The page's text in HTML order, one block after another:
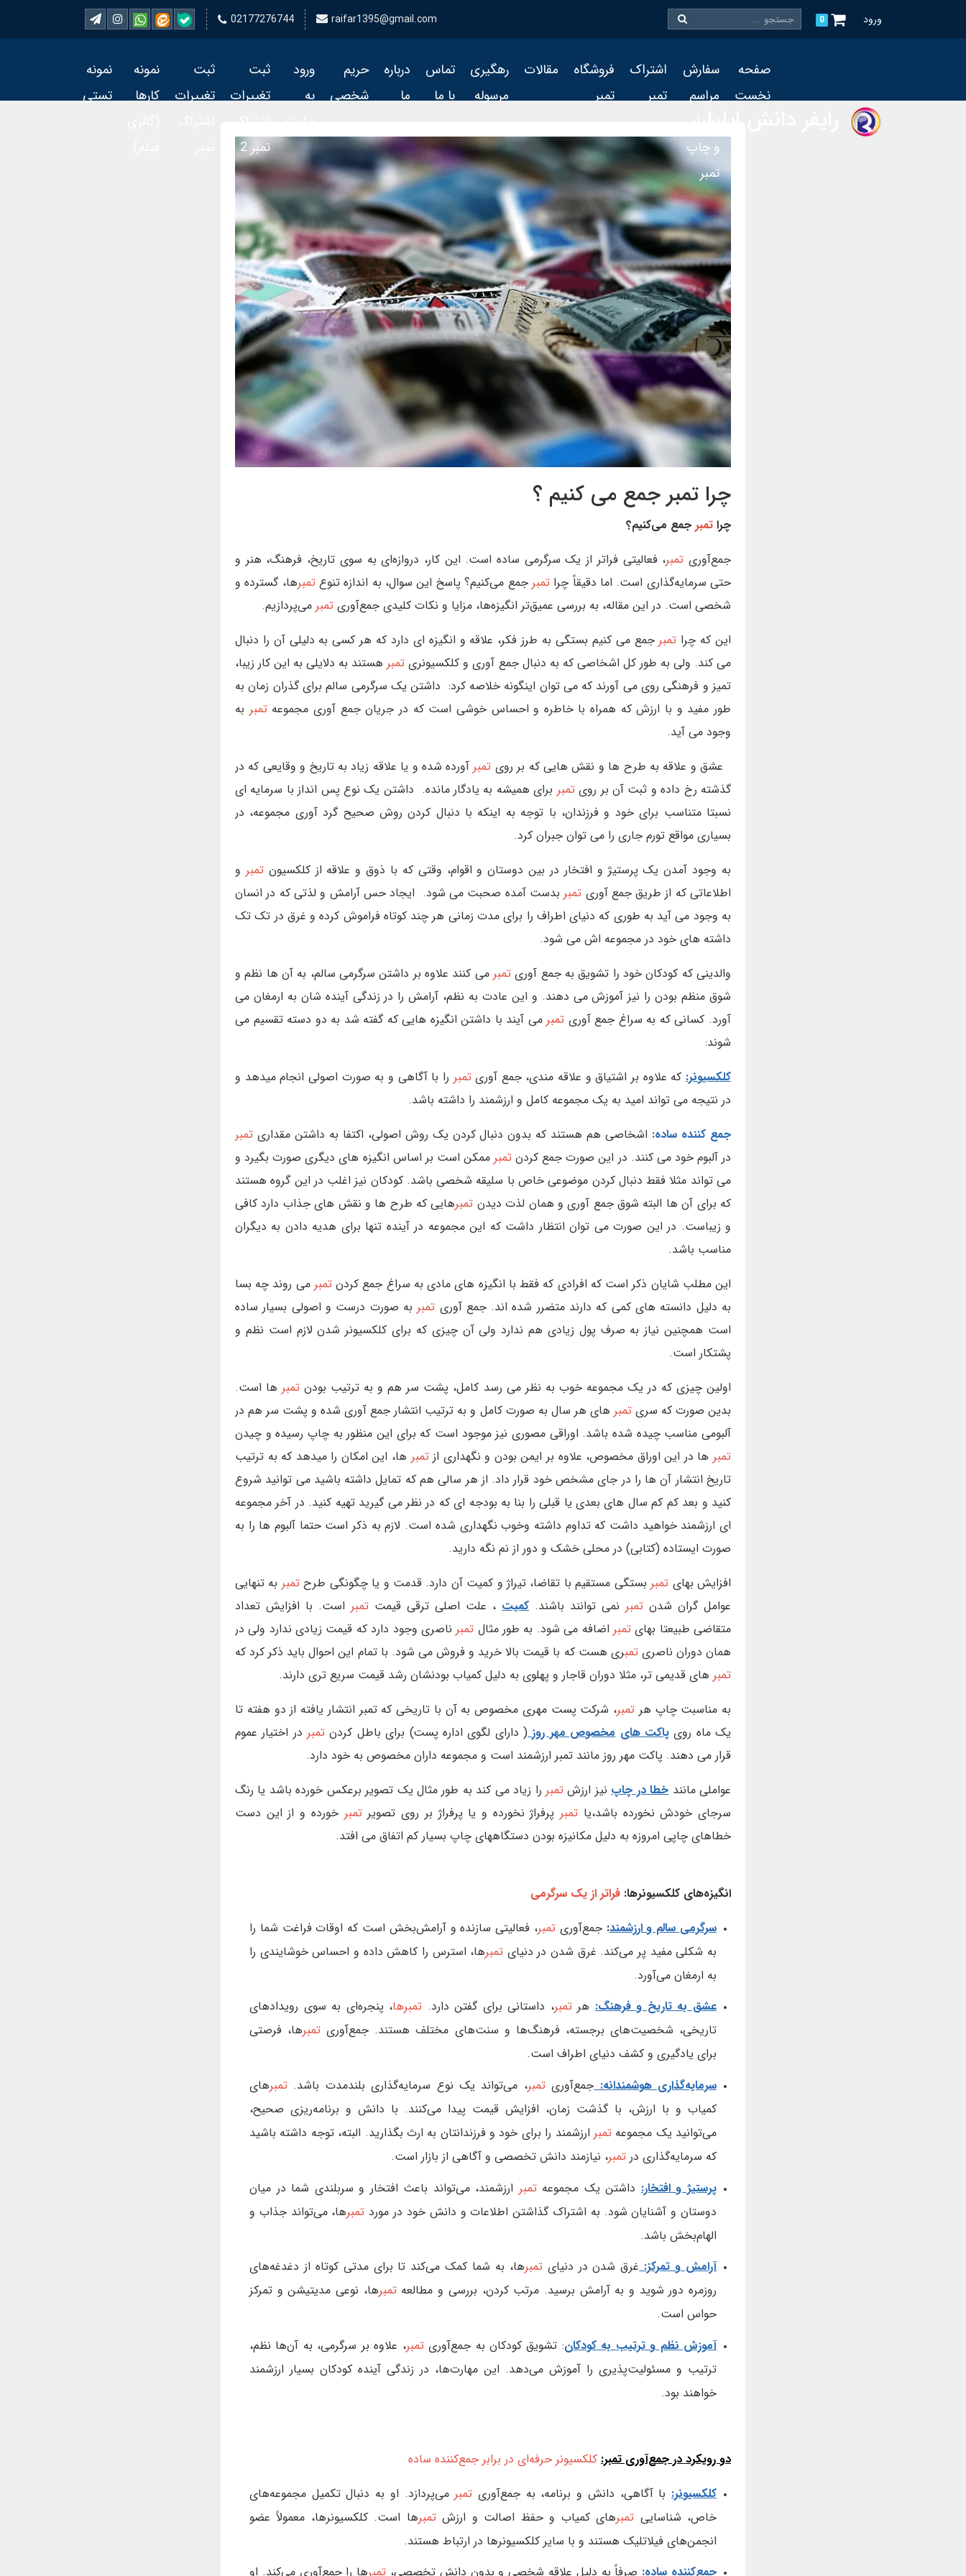
ورود 0
02177276744 raifar1395@gmail.com
صفحه
نخست
سفارش
مراسم
و چاپ
تمبر
اشتراک
تمبر
فروشگاه
تمبر
مقالات
رهگیری
مرسوله
تماس
با ما
درباره
ما
حریم
شخصی
ورود
به
ثبت
تغییرات
تمبر 2
ثبت
تغییرات
نمونه
کارها
نمونه
تستی
چرا تمبر جمع می کنیم ؟
چرا تمبر جمع می‌کنیم؟
جمع‌آوریتمبر، فعالیتی فراتر از یک سرگرمی ساده است. این کار، دروازه‌ای به سوی تاریخ، فرهنگ، هنر و
حتی سرمایه‌گذاری است. اما دقیقاً چرا تمبر جمع می‌کنیم؟ پاسخ این سوال، به اندازه تنوعتمبرها، گسترده و
شخصی است. در این مقاله، به بررسی عمیق‌تر انگیزه‌ها، مزایا و نکات کلیدی جمع‌آوری تمبر می‌پردازیم.
این که چرا تمبر جمع می کنیم بستگی به طرز فکر، علاقه و انگیزه ای دارد که هر کسی به دلیلی آن را دنبال
می کند. ولی به طور کل اشخاصی که به دنبال جمع آوری و کلکسیونری تمبر هستند به دلایلی به این کار زیبا،
تمیز و فرهنگی روی می آورند که می توان اینگونه خلاصه کرد: داشتن یک سرگرمی سالم برای گذران زمان به
طور مفید و با ارزش که همراه با خاطره و احساس خوشی است که در جریان جمع آوری مجموعهتمبر به
وجود می آید.
عشق و علاقه به طرح ها و نقش هایی که بر روی تمبر آورده شده و یا علاقه زیاد به تاریخ و وقایعی که در
گذشته رخ داده و ثبت آن بر رویتمبر برای همیشه به یادگار مانده. داشتن یک نوع پس انداز با سرمایه ای
نسبتا متناسب برای خود و فرزندان، با توجه به اینکه با دنبال کردن روش صحیح گرد آوری مجموعه، در
بسیاری مواقع تورم جاری را می توان جبران کرد.
به وجود آمدن یک پرستیژ و افتخار در بین دوستان و اقوام، وقتی که با ذوق و علاقه از کلکسیونتمبر و
اطلاعاتی که از طریق جمع آوری تمبر بدست آمده صحبت می شود. ایجاد حس آرامش و لذتی که در انسان
به وجود می آید به طوری که دنیای اطراف را برای مدت زمانی هر چند کوتاه فراموش کرده و غرق در تک تک
داشته های خود در مجموعه اش می شود.
والدینی که کودکان خود را تشویق به جمع آوری تمبر می کنند علاوه بر داشتن سرگرمی سالم، به آن ها نظم و
شوق منظم بودن را نیز آموزش می دهند. و این عادت به نظم، آرامش را در زندگی آینده شان به ارمغان می
آورد. کسانی که به سراغ جمع آوری تمبرمی آیند با داشتن انگیزه هایی که گفته شد به دو دسته تقسیم می
شوند:
کلکسیونر: که علاوه بر اشتیاق و علاقه مندی، جمع آوریتمبر را با آگاهی و به صورت اصولی انجام میدهد و
در نتیجه می تواند امید به یک مجموعه کامل و ارزشمند را داشته باشد.
جمع کننده ساده: اشخاصی هم هستند که بدون دنبال کردن یک روش اصولی، اکتفا به داشتن مقداری تمبر
در آلبوم خود می کنند. در این صورت جمع کردنتمبر ممکن است بر اساس انگیزه های دیگری صورت بگیرد و
می تواند مثلا فقط دنبال کردن موضوعی خاص با سلیقه شخصی باشد. کودکان نیز اغلب در این گروه هستند
که برای آن ها البته شوق جمع آوری و همان لذت دیدن تمبرهایی که طرح ها و نقش های جذاب دارد کافی
و زیباست. در این صورت می توان انتظار داشت که این مجموعه در آینده تنها برای هدیه دادن به دیگران
مناسب باشد.
این مطلب شایان ذکر است که افرادی که فقط با انگیزه های مادی به سراغ جمع کردنتمبرمی روند چه بسا
به دلیل دانسته های کمی که دارند متضرر شده اند. جمع آوری تمبر به صورت درست و اصولی بسیار ساده
است همچنین نیاز به صرف پول زیادی هم ندارد ولی آن چیزی که برای کلکسیونر شدن لازم است نظم و
پشتکار است.
اولین چیزی که در یک مجموعه خوب به نظر می رسد کامل، پشت سر هم و به ترتیب بودن تمبر ها است.
بدین صورت که سریتمبر های هر سال به صورت کامل و به ترتیب انتشار جمع آوری شده و پشت سر هم در
آلبومی مناسب چیده شده باشد. اوراقی مصوری نیز موجود است که برای این منظور به چاپ رسیده و چیدن
تمبر ها در این اوراق مخصوص، علاوه بر ایمن بودن و نگهداری ازتمبر ها، این امکان را میدهد که به ترتیب
تاریخ انتشار آن ها را در جای مشخص خود قرار داد. از هر سالی هم که تمایل داشته باشید می توانید شروع
کنید و بعد کم کم سال های بعدی یا قبلی را بنا به بودجه ای که در نظر می گیرید تهیه کنید. در آخر مجموعه
ای ارزشمند خواهید داشت که تداوم داشته وخوب نگهداری شده است. لازم به ذکر است حتما آلبوم ها را به
صورت ایستاده (کتابی) در محلی خشک و دور از نم نگه دارید.
افزایش بهای تمبر بستگی مستقیم با تقاضا، تیراژ و کمیت آن دارد. قدمت و یا چگونگی طرحتمبر به تنهایی
عوامل گران شدن تمبر نمی توانند باشند. کمیت ، علت اصلی ترقی قیمت تمبر است. با افزایش تعداد
متقاضی طبیعتا بهایتمبر اضافه می شود. به طور مثال تمبر ناصری وجود دارد که قیمت زیادی ندارد ولی در
همان دوران ناصریتمبری هست که با قیمت بالا خرید و فروش می شود. با تمام این احوال باید ذکر کرد که
تمبر های قدیمی تر، مثلا دوران قاجار و پهلوی به دلیل کمیاب بودنشان رشد قیمت سریع تری دارند.
به مناسبت چاپ هر تمبر، شرکت پست مهری مخصوص به آن با تاریخی که تمبر انتشار یافته از دو هفته تا
یک ماه رویپاکت های مخصوص مهر روز( دارای لگوی اداره پست) برای باطل کردنتمبر در اختیار عموم
قرار می دهند. پاکت مهر روز مانند تمبر ارزشمند است و مجموعه داران مخصوص به خود دارد.
عواملی مانندخطا در چاپنیز ارزش تمبر را زیاد می کند به طور مثال یک تصویر برعکس خورده باشد یا رنگ
سرجای خودش نخورده باشد،یا تمبر پرفراژ نخورده و یا پرفراژ بر روی تصویرتمبر خورده و از این دست
خطاهای چاپی امروزه به دلیل مکانیزه بودن دستگاههای چاپ بسیار کم اتفاق می افتد.
انگیزه‌های کلکسیونرها: فراتر از یک سرگرمی
سرگرمی سالم و ارزشمند: جمع‌آوری تمبر، فعالیتی سازنده و آرامش‌بخش است که اوقات فراغت شما را
به شکلی مفید پر می‌کند. غرق شدن در دنیای تمبرها، استرس را کاهش داده و احساس خوشایندی را
به ارمغان می‌آورد.
عشق به تاریخ و فرهنگ: هرتمبر، داستانی برای گفتن دارد. تمبرها، پنجره‌ای به سوی رویدادهای
تاریخی، شخصیت‌های برجسته، فرهنگ‌ها و سنت‌های مختلف هستند. جمع‌آوری تمبرها، فرصتی
برای یادگیری و کشف دنیای اطراف است.
سرمایه‌گذاری هوشمندانه:جمع‌آوریتمبر، می‌تواند یک نوع سرمایه‌گذاری بلندمدت باشد. تمبرهای
کمیاب و با ارزش، با گذشت زمان، افزایش قیمت پیدا می‌کنند. با دانش و برنامه‌ریزی صحیح،
می‌توانید یک مجموعهتمبر ارزشمند را برای خود و فرزندانتان به ارث بگذارید. البته، توجه داشته باشید
که سرمایه‌گذاری در تمبر، نیازمند دانش تخصصی و آگاهی از بازار است.
پرستیژ و افتخار: داشتن یک مجموعهتمبر ارزشمند، می‌تواند باعث افتخار و سربلندی شما در میان
دوستان و آشنایان شود. به اشتراک گذاشتن اطلاعات و دانش خود در موردتمبرها، می‌تواند جذاب و
الهام‌بخش باشد.
آرامش و تمرکز:غرق شدن در دنیایتمبرها، به شما کمک می‌کند تا برای مدتی کوتاه از دغدغه‌های
روزمره دور شوید و به آرامش برسید. مرتب کردن، بررسی و مطالعهتمبرها، نوعی مدیتیشن و تمرکز
حواس است.
آموزش نظم و ترتیب به کودکان: تشویق کودکان به جمع‌آوریتمبر، علاوه بر سرگرمی، به آن‌ها نظم،
ترتیب و مسئولیت‌پذیری را آموزش می‌دهد. این مهارت‌ها، در زندگی آینده کودکان بسیار ارزشمند
خواهند بود.
دو رویکرد در جمع‌آوری تمبر: کلکسیونر حرفه‌ای در برابر جمع‌کننده ساده
کلکسیونر:با آگاهی، دانش و برنامه، به جمع‌آوری تمبر می‌پردازد. او به دنبال تکمیل مجموعه‌های
خاص، شناسایی تمبرهای کمیاب و حفظ اصالت و ارزشتمبرها است. کلکسیونرها، معمولاً عضو
انجمن‌های فیلاتلیک هستند و با سایر کلکسیونرها در ارتباط هستند.
جمع‌کننده ساده: صرفاً به دلیل علاقه شخصی و بدون دانش تخصصی، تمبرها را جمع‌آوری می‌کند. او